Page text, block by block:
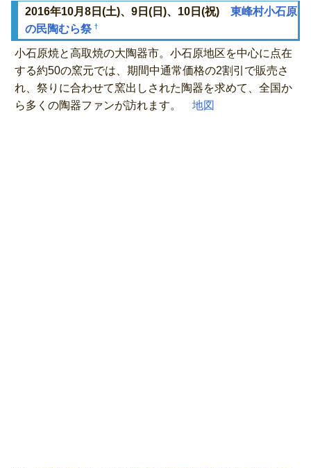
2016年10月8日(土)、9日(日)、10日(祝) 東峰村小石原
の民陶むら祭 †
小石原焼と高取焼の大陶器市。小石原地区を中心に点在
する約50の窯元では、期間中通常価格の2割引で販売さ
れ、祭りに合わせて窯出しされた陶器を求めて、全国か
ら多くの陶器ファンが訪れます。 地図